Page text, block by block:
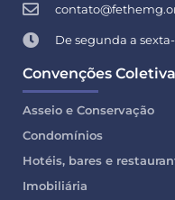
De segunda a
Convenções
Asseio e Conservação
Condomínios
Hotéis, bares e
Imobiliária